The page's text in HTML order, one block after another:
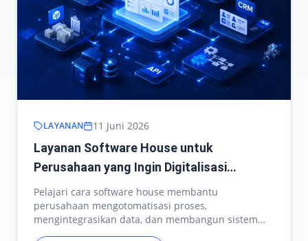
LAYANAN 11 Juni 2026
Layanan Software House untuk
Perusahaan yang Ingin Digitalisasi
Operasional
Pelajari cara software house membantu
perusahaan mengotomatisasi proses,
mengintegrasikan data, dan membangun sistem
operasional yang skalabel.